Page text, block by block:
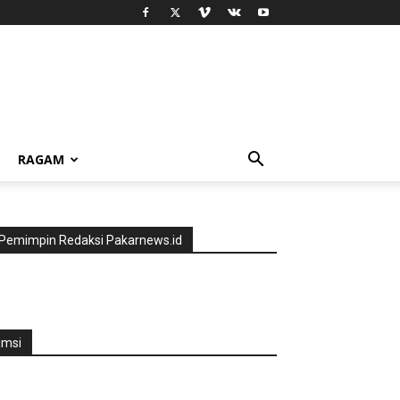
RAGAM
Pemimpin Redaksi Pakarnews.id